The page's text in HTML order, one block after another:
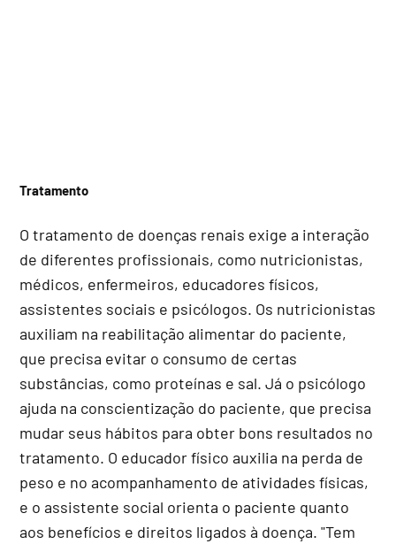
Tratamento
O tratamento de doenças renais exige a interação
de diferentes profissionais, como nutricionistas,
médicos, enfermeiros, educadores físicos,
assistentes sociais e psicólogos. Os nutricionistas
auxiliam na reabilitação alimentar do paciente,
que precisa evitar o consumo de certas
substâncias, como proteínas e sal. Já o psicólogo
ajuda na conscientização do paciente, que precisa
mudar seus hábitos para obter bons resultados no
tratamento. O educador físico auxilia na perda de
peso e no acompanhamento de atividades físicas,
e o assistente social orienta o paciente quanto
aos benefícios e direitos ligados à doença. "Tem